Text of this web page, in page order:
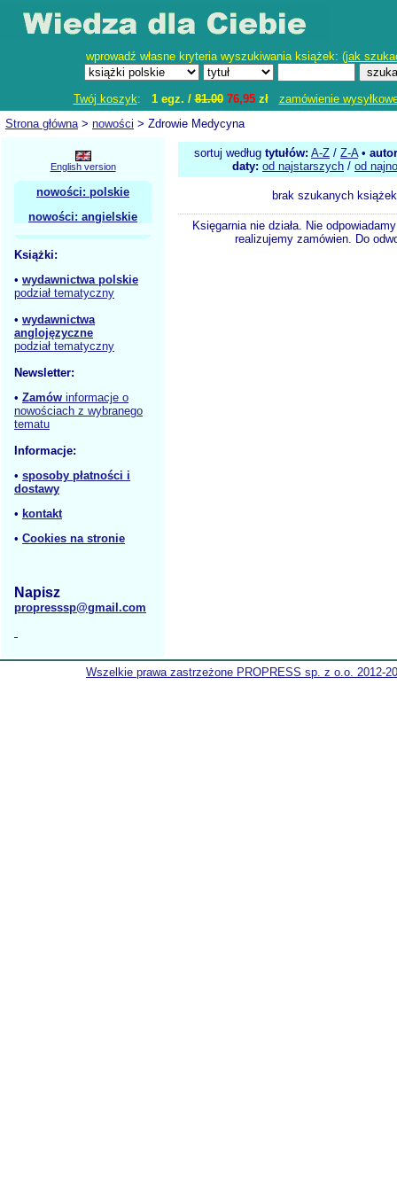
wprowadź własne kryteria wyszukiwania książek: (jak
Twój koszyk: 1 egz. /81.00 76,95zł
zamówienie
Strona główna> nowości > Zdrowie Medycyna
English version
nowości: polskie
nowości: angielskie
Książki:
• wydawnictwa polskie
podział tematyczny
• wydawnictwa
anglojęzyczne
podział tematyczny
Newsletter:
• Zamów informacje o
nowościach z wybranego
tematu
Informacje:
• sposoby płatności i
dostawy
• kontakt
• Cookies na stronie
Napisz
propresssp@gmail.com
sortuj według tytułów: A-Z / Z-A•
daty: od najstarszych / od
brak szukanych książek
Księgarnia nie działa. Nie
realizujemy zamówien. Do
Wszelkie prawa zastrzeżone PROPRESS sp. z o.o. 2012-